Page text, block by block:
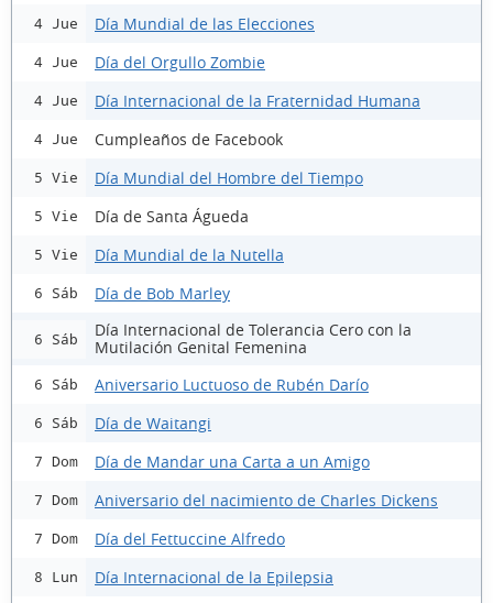
4 Jue Día Mundial de las Elecciones
4 Jue Día del Orgullo Zombie
4 Jue Día Internacional de la Fraternidad Humana
4 Jue Cumpleaños de Facebook
5 Vie Día Mundial del Hombre del Tiempo
5 Vie Día de Santa Águeda
5 Vie Día Mundial de la Nutella
6 Sáb Día de Bob Marley
6 Sáb
Día Internacional de Tolerancia Cero con la
Mutilación Genital Femenina
6 Sáb Aniversario Luctuoso de Rubén Darío
6 Sáb Día de Waitangi
7 Dom Día de Mandar una Carta a un Amigo
7 Dom Aniversario del nacimiento de Charles Dickens
7 Dom Día del Fettuccine Alfredo
8 Lun Día Internacional de la Epilepsia